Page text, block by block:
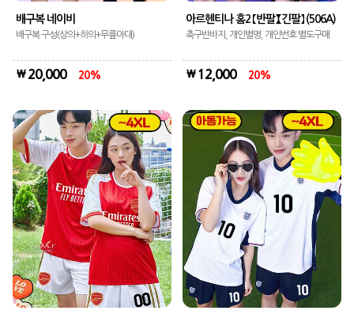
배구복 네이비
배구복 구성(상의+하의+무릎아대)
20,000 20
아르헨티나 홈2 【반팔】【긴팔】 (506A)
축구반바지, 개인별명, 개인번호 별도구매
12,000 20